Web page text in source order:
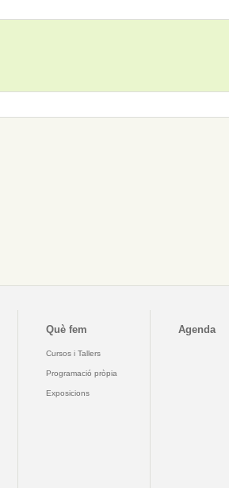
Què fem
Cursos i Tallers
Programació pròpia
Exposicions
Agenda